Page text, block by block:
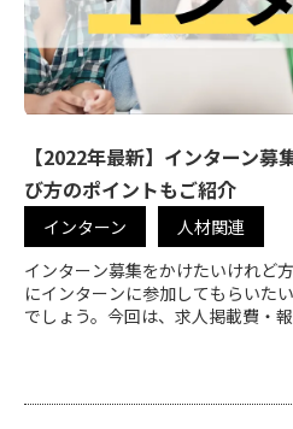
【2022年最新】インターン
び方のポイントもご紹介
インターン 人材関連
インターン募集をかけたいけれど
にインターンに参加してもらいた
でしょう。今回は、求人掲載費・